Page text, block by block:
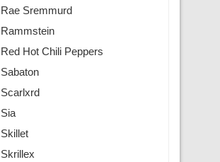
Rae Sremmurd
Rammstein
Red Hot Chili Peppers
Sabaton
Scarlxrd
Sia
Skillet
Skrillex